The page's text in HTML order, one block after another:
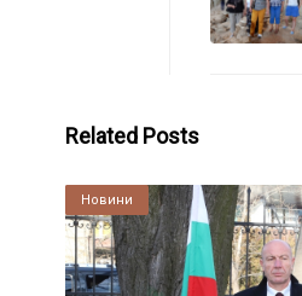
Related Posts
Култура
Новини